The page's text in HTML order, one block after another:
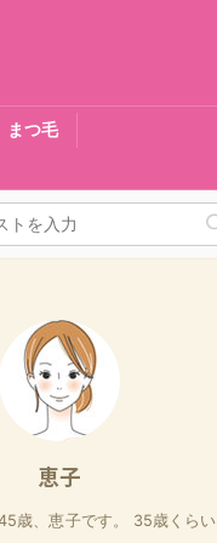
まつ毛
恵子
歳、恵子です。 35歳くらい